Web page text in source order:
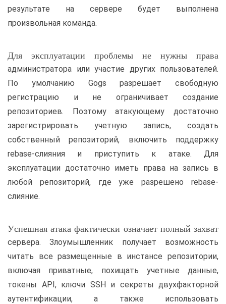
результате на сервере будет выполнена
произвольная команда.
Для эксплуатации проблемы не нужны права
администратора или участие других пользователей.
По умолчанию Gogs разрешает свободную
регистрацию и не ограничивает создание
репозиториев. Поэтому атакующему достаточно
зарегистрировать учетную запись, создать
собственный репозиторий, включить поддержку
rebase-слияния и приступить к атаке. Для
эксплуатации достаточно иметь права на запись в
любой репозиторий, где уже разрешено rebase-
слияние.
Успешная атака фактически означает полный захват
сервера. Злоумышленник получает возможность
читать все размещенные в инстансе репозитории,
включая приватные, похищать учетные данные,
токены API, ключи SSH и секреты двухфакторной
аутентификации, а также использовать